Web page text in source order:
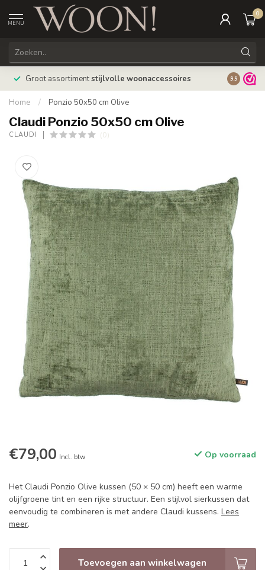
MENU
0
Groot assortimentstijlvolle woonaccessoires 9.9
Home / Ponzio 50x50 cm Olive
Claudi Ponzio 50x50 cm Olive
CLAUDI (0)
€79,00 Incl. btw Op voorraad
Het Claudi Ponzio Olive kussen (50 × 50 cm) heeft een warme
olijfgroene tint en een rijke structuur. Een stijlvol sierkussen dat
eenvoudig te combineren is met andere Claudi kussens. Lees
meer.
Toevoegen aan winkelwagen